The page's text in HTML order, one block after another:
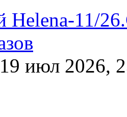
Helena-11/
июл 2026,